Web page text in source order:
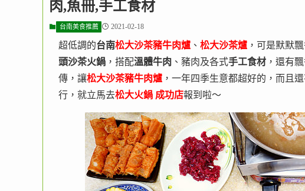
肉,魚冊,手工食材
台南美食推薦 2021-02-18
超低調的台南松大沙茶豬牛肉爐 、 松大沙茶爐 ，可是默默
頭沙茶火鍋 ，搭配溫體牛肉 、豬肉及各式手工食材 ，還有
傳，讓松大沙茶豬牛肉爐 ，一年四季生意都超好的，而且
行，就立馬去松大火鍋 成功店報到啦～